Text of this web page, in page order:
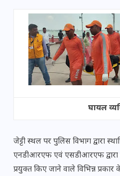
घायल
जेट्टी स्थल पर पुलिस विभाग द्वारा
एनडीआरएफ एवं एसडीआरएफ द्वारा
प्रयुक्त किए जाने वाले विभिन्न